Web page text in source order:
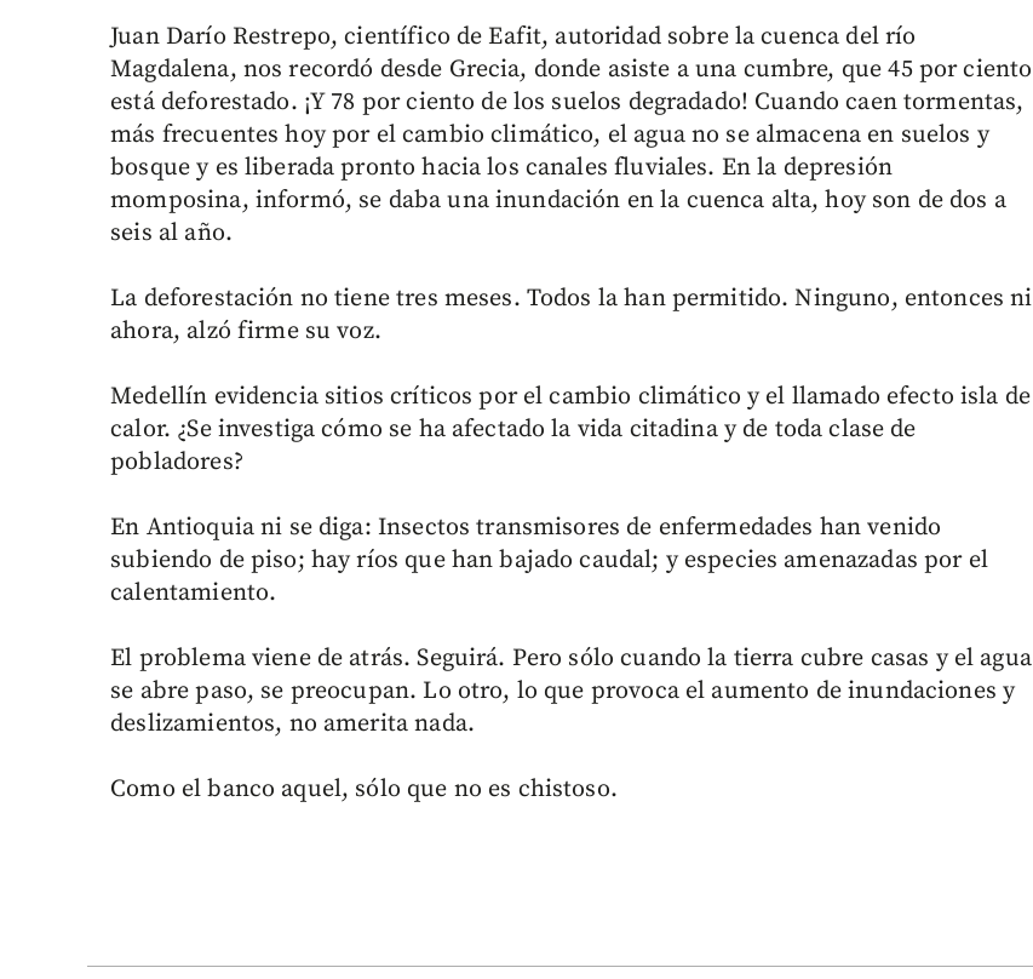
Juan Darío Restrepo, científico de Eafit, autoridad sobre la cuenca del río
Magdalena, nos recordó desde Grecia, donde asiste a una cumbre, que 45 por ciento
está deforestado. ¡Y 78 por ciento de los suelos degradado! Cuando caen tormentas,
más frecuentes hoy por el cambio climático, el agua no se almacena en suelos y
bosque y es liberada pronto hacia los canales fluviales. En la depresión
momposina, informó, se daba una inundación en la cuenca alta, hoy son de dos a
seis al año.
La deforestación no tiene tres meses. Todos la han permitido. Ninguno, entonces ni
ahora, alzó firme su voz.
Medellín evidencia sitios críticos por el cambio climático y el llamado efecto isla de
calor. ¿Se investiga cómo se ha afectado la vida citadina y de toda clase de
pobladores?
En Antioquia ni se diga: Insectos transmisores de enfermedades han venido
subiendo de piso; hay ríos que han bajado caudal; y especies amenazadas por el
calentamiento.
El problema viene de atrás. Seguirá. Pero sólo cuando la tierra cubre casas y el agua
se abre paso, se preocupan. Lo otro, lo que provoca el aumento de inundaciones y
deslizamientos, no amerita nada.
Como el banco aquel, sólo que no es chistoso.